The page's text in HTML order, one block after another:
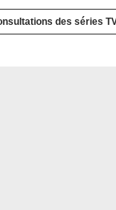
des séries